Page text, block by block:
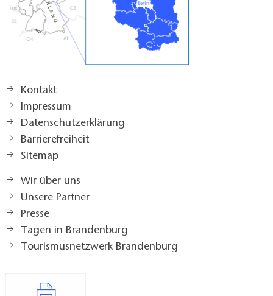
Kontakt
Impressum
Datenschutzerklärung
Barrierefreiheit
Sitemap
Wir über uns
Unsere Partner
Presse
Tagen in Brandenburg
Tourismusnetzwerk Brandenburg